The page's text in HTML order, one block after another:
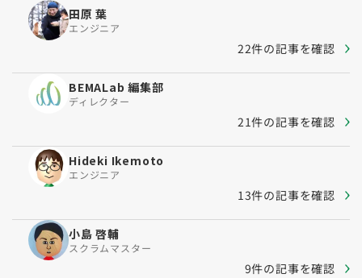
田原 葉
エンジニア
22件の記事を確認
BEMALab 編集部
ディレクター
21件の記事を確認
Hideki Ikemoto
エンジニア
13件の記事を確認
小島 啓輔
スクラムマスター
9件の記事を確認